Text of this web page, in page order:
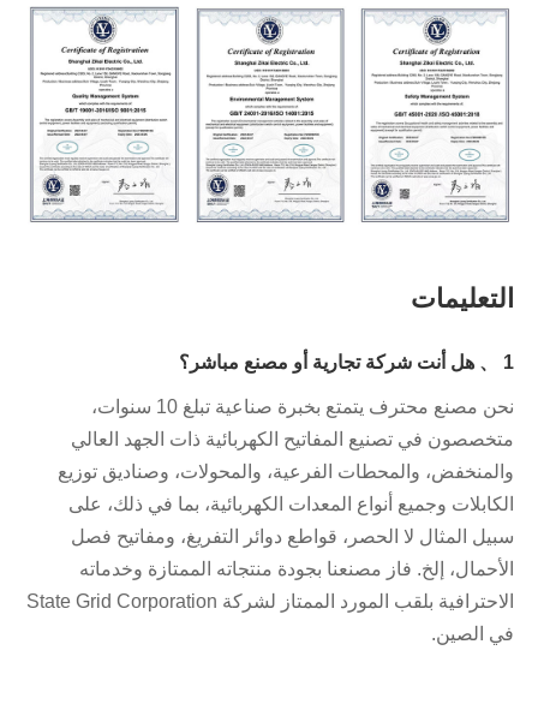
التعليمات
1 、 هل أنت شركة تجارية أو مصنع مباشر؟
نحن مصنع محترف يتمتع بخبرة صناعية تبلغ 10 سنوات،
متخصصون في تصنيع المفاتيح الكهربائية ذات الجهد العالي
والمنخفض، والمحطات الفرعية، والمحولات، وصناديق توزيع
الكابلات وجميع أنواع المعدات الكهربائية، بما في ذلك، على
سبيل المثال لا الحصر، قواطع دوائر التفريغ، ومفاتيح فصل
الأحمال، إلخ. فاز مصنعنا بجودة منتجاته الممتازة وخدماته
الاحترافية بلقب المورد الممتاز لشركة State Grid Corporation
في الصين.